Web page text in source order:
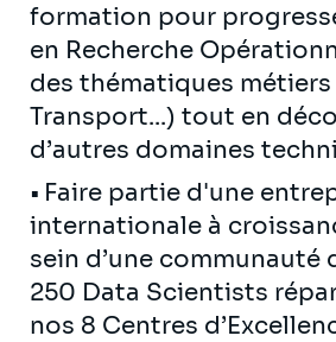
formation pour
en Recherche
des thématiques métiers
Transport...) tout en
d’autres domaines
• Faire partie d'une
internationale à
sein d’une communauté
250 Data Scientists
nos 8 Centres